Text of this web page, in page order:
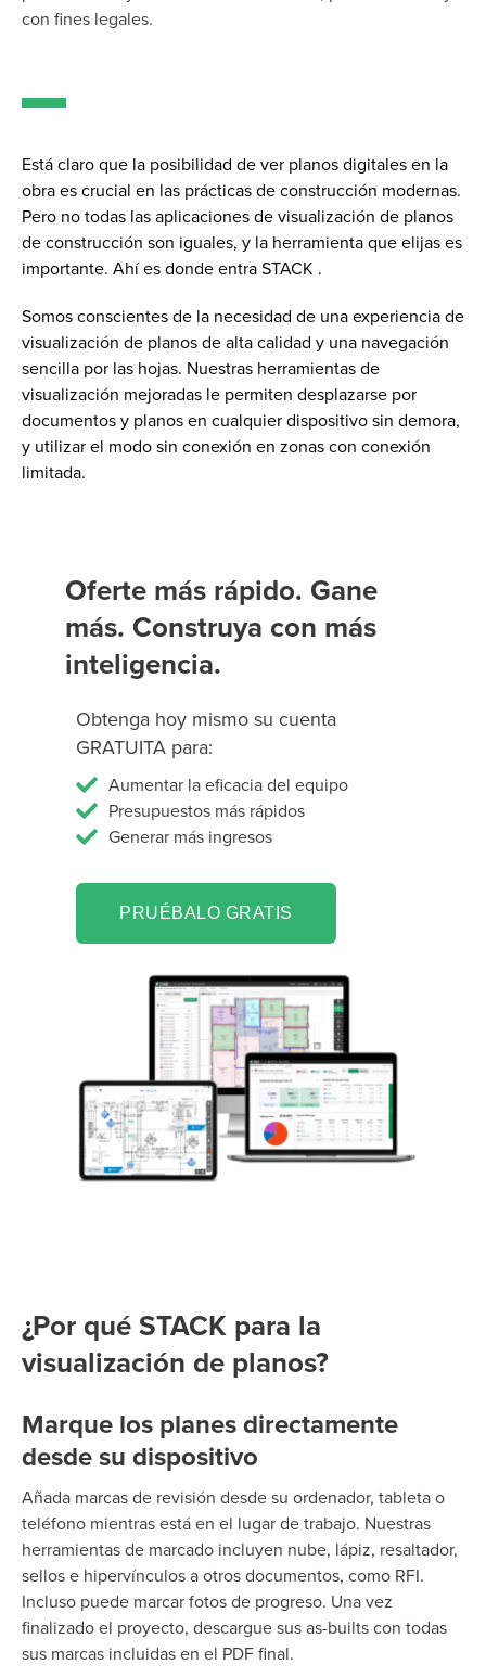
con fines legales.
Está claro que la posibilidad de ver planos digitales en la
obra es crucial en las prácticas de construcción modernas.
Pero no todas las aplicaciones de visualización de planos
de construcción son iguales, y la herramienta que elijas es
importante. Ahí es donde entra STACK .
Somos conscientes de la necesidad de una experiencia de
visualización de planos de alta calidad y una navegación
sencilla por las hojas. Nuestras herramientas de
visualización mejoradas le permiten desplazarse por
documentos y planos en cualquier dispositivo sin demora,
y utilizar el modo sin conexión en zonas con conexión
limitada.
Oferte más rápido. Gane
más. Construya con más
inteligencia.
Obtenga hoy mismo su cuenta
GRATUITA para:
Aumentar la eficacia del equipo
Presupuestos más rápidos
Generar más ingresos
PRUÉBALO GRATIS
¿Por qué STACK para la
visualización de planos?
Marque los planes directamente
desde su dispositivo
Añada marcas de revisión desde su ordenador, tableta o
teléfono mientras está en el lugar de trabajo. Nuestras
herramientas de marcado incluyen nube, lápiz, resaltador,
sellos e hipervínculos a otros documentos, como RFI.
Incluso puede marcar fotos de progreso. Una vez
finalizado el proyecto, descargue sus as-builts con todas
sus marcas incluidas en el PDF final.